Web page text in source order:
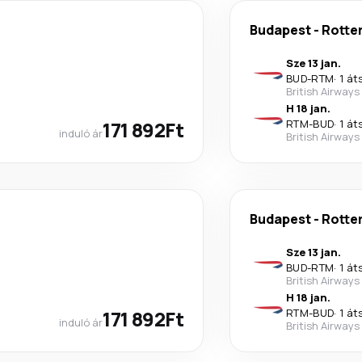
induló ár171 892Ft
Budapest-
Sze 13 jan.
BUD-RTM· 1
British Airways
H 18 jan.
RTM-BUD· 1
British Airways
induló ár171 892Ft
Budapest-
Sze 13 jan.
BUD-RTM· 1
British Airways
H 18 jan.
RTM-BUD· 1
British Airways